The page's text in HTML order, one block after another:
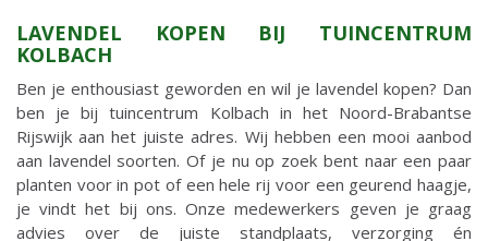
LAVENDEL KOPEN BIJ TUINCENTRUM
KOLBACH
Ben je enthousiast geworden en wil je lavendel kopen? Dan
ben je bij tuincentrum Kolbach in het Noord-Brabantse
Rijswijk aan het juiste adres. Wij hebben een mooi aanbod
aan lavendel soorten. Of je nu op zoek bent naar een paar
planten voor in pot of een hele rij voor een geurend haagje,
je vindt het bij ons. Onze medewerkers geven je graag
advies over de juiste standplaats, verzorging én